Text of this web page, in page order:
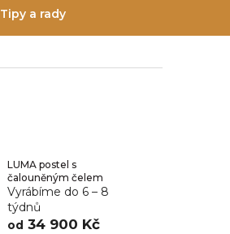
Tipy a rady
LUMA postel s
čalouněným čelem
Vyrábíme do 6 – 8
týdnů
od 34 900 Kč